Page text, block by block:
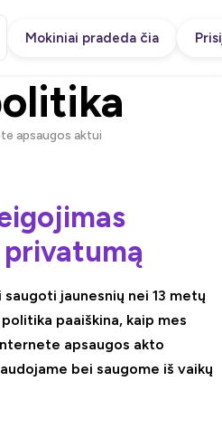
Mokiniai pradeda čia
apsaugos aktui
jaunesnių nei 13 metų
paaiškina, kaip mes
apsaugos akto
bei saugome iš vaikų